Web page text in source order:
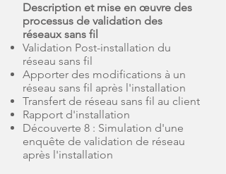
Description et mise en œuvre des
processus de validation des
réseaux sans fil
Validation Post-installation du
réseau sans fil
Apporter des modifications à un
réseau sans fil après l'installation
Transfert de réseau sans fil au client
Rapport d'installation
Découverte 8 : Simulation d'une
enquête de validation de réseau
après l'installation